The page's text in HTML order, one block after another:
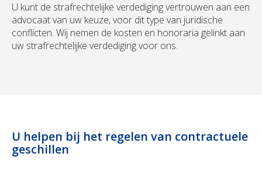
U kunt de strafrechtelijke verdediging vertrouwen aan een
advocaat van uw keuze, voor dit type van juridische
conflicten. Wij nemen de kosten en honoraria gelinkt aan
uw strafrechtelijke verdediging voor ons.
U helpen bij het regelen van contractuele
geschillen